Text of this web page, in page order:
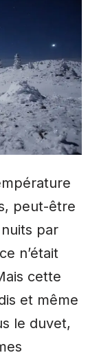
peut-être
nuits par
n’était
cette
et même
le duvet,